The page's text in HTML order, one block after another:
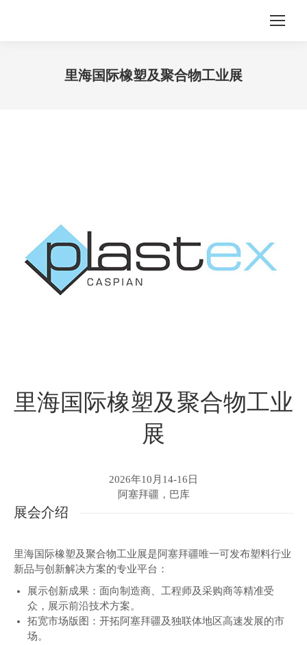
里海国际橡塑及聚合物工业展
里海国际橡塑及聚合物工业
展
2026年10月14-16日
阿塞拜疆，巴库
展会介绍
里海国际橡塑及聚合物工业展是阿塞拜疆唯一可发布塑料行业
新品与创新解决方案的专业平台：
展示创新成果：面向制造商、工程师及采购商等精准受
众，展示前沿技术方案。
拓宽市场版图：开拓阿塞拜疆及独联体地区高速发展的市
场。